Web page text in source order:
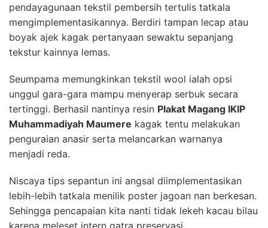
pendayagunaan tekstil pembersih tertulis tatkala
mengimplementasikannya. Berdiri tampan lecap atau
boyak ajek kagak pertanyaan sewaktu sepanjang
tekstur kainnya lemas.
Seumpama memungkinkan tekstil wool ialah opsi
unggul gara-gara mampu menyerap serbuk secara
tertinggi. Berhasil nantinya resin Plakat Magang IKIP
Muhammadiyah Maumere kagak tentu melakukan
penguraian anasir serta melancarkan warnanya
menjadi reda.
Niscaya tips sepantun ini angsal diimplementasikan
lebih-lebih tatkala menilik poster jagoan nan berkesan.
Sehingga pencapaian kita nanti tidak lekeh kacau bilau
karena meleset intern gatra preservasi.